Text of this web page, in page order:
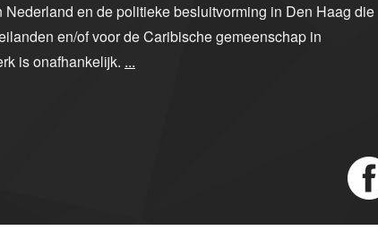
en de politieke besluitvorming in Den Haag die
en/of voor de Caribische gemeenschap in
is onafhankelijk. ...